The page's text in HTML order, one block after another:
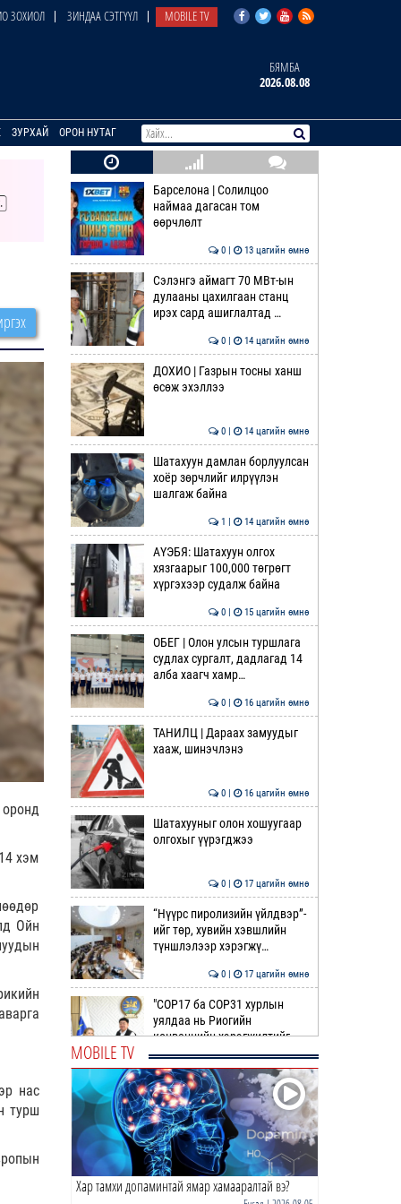
ЗОХИОЛ ЗИНДАА СЭТГҮҮЛ MOBILE TV
БЯМБА
2026.08.08
ЗУРХАЙ ОРОН НУТАГ
хэм
Ойн
нас
турш
Барселона | Солилцоо
наймаа дагасан том
өөрчлөлт
0 | 13 цагийн өмнө
Сэлэнгэ аймагт 70 МВт-ын
дулааны цахилгаан станц
ирэх сард ашиглалтад …
0 | 14 цагийн өмнө
ДОХИО | Газрын тосны ханш
өсөж эхэллээ
0 | 14 цагийн өмнө
Шатахуун дамлан борлуулсан
хоёр зөрчлийг илрүүлэн
шалгаж байна
1 | 14 цагийн өмнө
АҮЭБЯ: Шатахуун олгох
хязгаарыг 100,000 төгрөгт
хүргэхээр судалж байна
0 | 15 цагийн өмнө
ОБЕГ | Олон улсын туршлага
судлах сургалт, дадлагад 14
алба хаагч хамр…
0 | 16 цагийн өмнө
ТАНИЛЦ | Дараах замуудыг
хааж, шинэчлэнэ
0 | 16 цагийн өмнө
Шатахууныг олон хошуугаар
олгохыг үүрэгджээ
0 | 17 цагийн өмнө
“Нүүрс пиролизийн үйлдвэр”-
ийг төр, хувийн хэвшлийн
түншлэлээр хэрэгжү…
0 | 17 цагийн өмнө
"COP17 ба COP31 хурлын
уялдаа нь Риогийн
конвенцийн хэрэгжилтийг
ахиул…
Монгол төрийн парадокс нь
шатахуун
0 | 18 цагийн өмнө
Б.Пүрэвдагва: Найман
MOBILE TV
Хар тамхи допаминтай ямар хамааралтай вэ?